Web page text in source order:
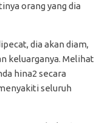
orang yang dia
dia akan diam,
keluarganya. Melihat
hina2 secara
seluruh